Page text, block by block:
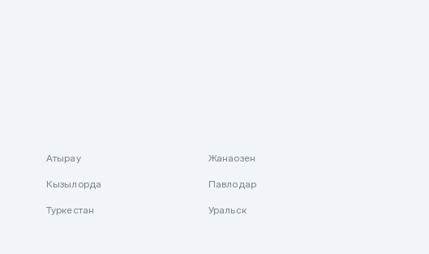
Атырау Жанаозен
Кызылорда Павлодар
Туркестан Уральск